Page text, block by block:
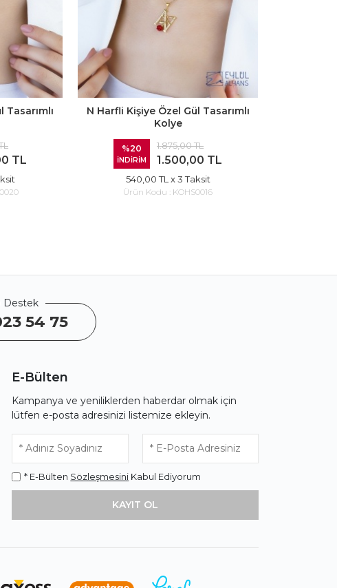
Tasarımlı
TL
N Harfli Kişiye Özel Gül Tasarımlı
Kolye
%20
İNDİRİM
1.875,00 TL
1.500,00 TL
540,00 TL x 3 Taksit
Ürün Kodu : KOHS0016
Destek
54 75
E-Bülten
Kampanya ve yeniliklerden haberdar olmak için
lütfen e-posta adresinizi listemize ekleyin.
* E-Bülten Sözleşmesini Kabul Ediyorum